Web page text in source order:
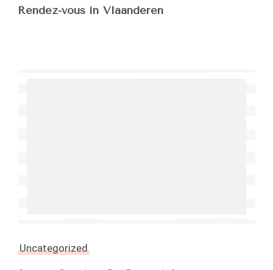
Rendez-vous in Vlaanderen
Uncategorized